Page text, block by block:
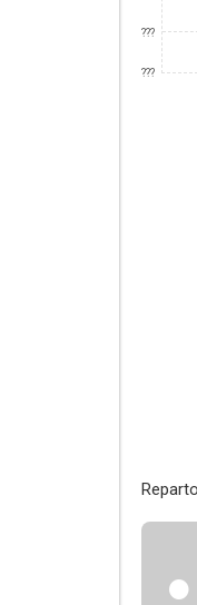
???
???
Reparto